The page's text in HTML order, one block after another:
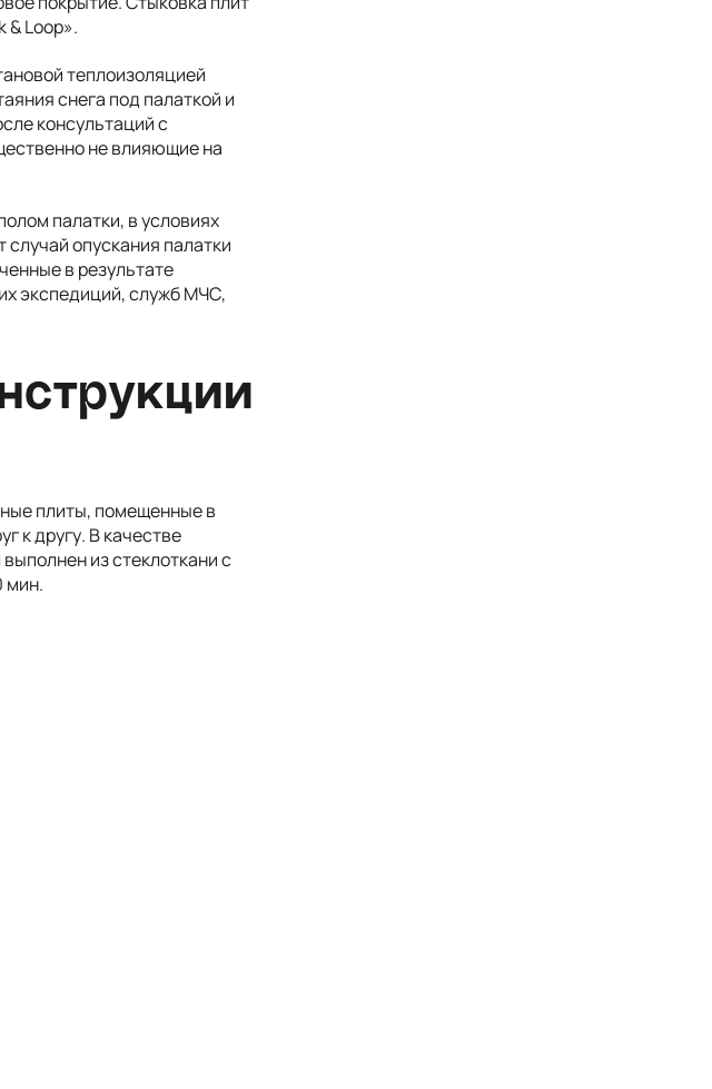
& Loop».
теплоизоляцией
снега под палаткой и
консультаций с
не влияющие на
палатки, в условиях
опускания палатки
в результате
экспедиций, служб МЧС,
плиты, помещенные в
к другу. В качестве
из стеклоткани с
мин.